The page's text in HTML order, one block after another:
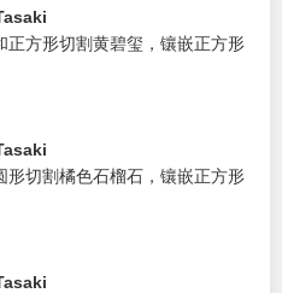
方形切割黄碧玺，镶嵌正方形
切割橘色石榴石，镶嵌正方形